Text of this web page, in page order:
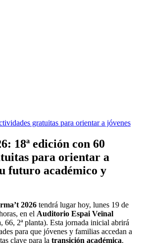
18ª edición con 60
para orientar a
futuro académico y
2026 tendrá lugar hoy, lunes 19 de
en el Auditorio Espai Veïnal
66, 2ª planta). Esta jornada inicial abrirá
para que jóvenes y familias accedan a
clave para la transición académica.